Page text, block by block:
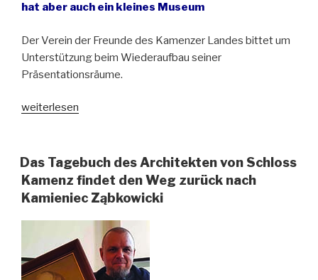
hat aber auch ein kleines Museum
Der Verein der Freunde des Kamenzer Landes bittet um
Unterstützung beim Wiederaufbau seiner
Präsentationsräume.
„Hochwasser
Heimatstube
in
Kamieniec
Niederschlesien“
weiterlesen
Das Tagebuch des Architekten von Schloss
Kamenz findet den Weg zurück nach
Kamieniec Ząbkowicki